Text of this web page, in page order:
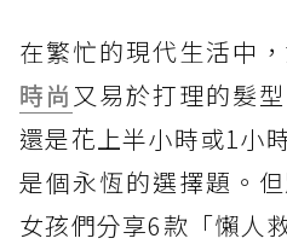
在繁忙的現代生活中
時尚 又易於打理的髮
還是花上半小時或1小
是個永恆的選擇題。
女孩們分享6款「懶人